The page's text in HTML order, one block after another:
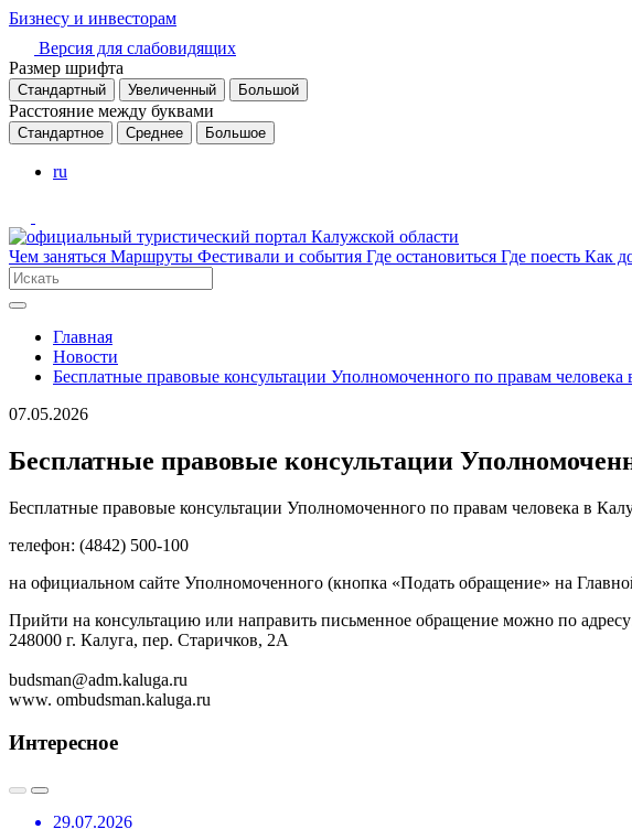
Бизнесу и инвесторам
Версия для слабовидящих
Размер шрифта
Стандартный Увеличенный Большой
Расстояние между буквами
Стандартное Среднее Большое
ru
Чем заняться Маршруты Фестивали и события Где остановиться Где поесть Как
Главная
Новости
Бесплатные правовые консультации Уполномоченного по правам человека
07.05.2026
Бесплатные правовые консультации
Бесплатные правовые консультации Уполномоченного по правам человека в
телефон: (4842) 500-100
на официальном сайте Уполномоченного (кнопка «Подать обращение» на
Прийти на консультацию или направить письменное обращение можно по
248000 г. Калуга, пер. Старичков, 2А
budsman@adm.kaluga.ru
www. ombudsman.kaluga.ru
Интересное
29.07.2026